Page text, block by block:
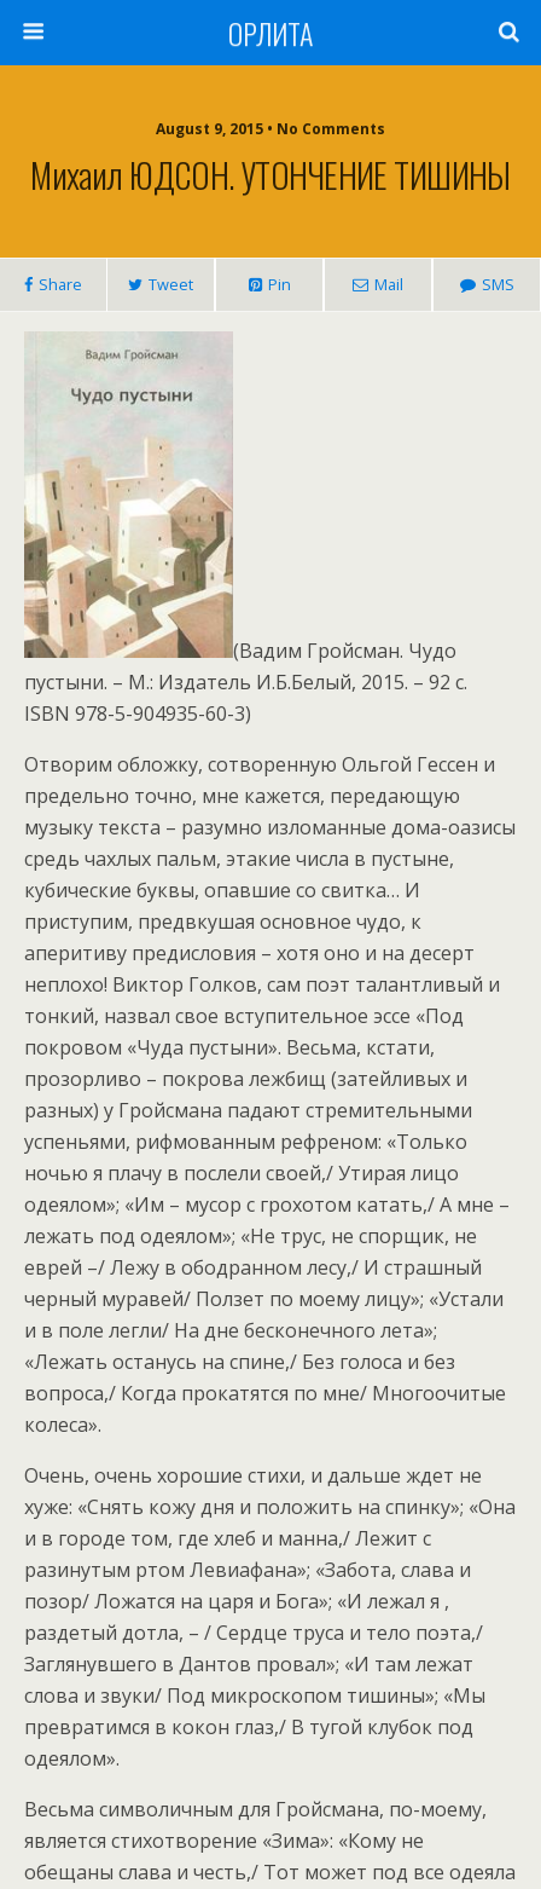
ОРЛИТА
August 9, 2015 • No Comments
Михаил ЮДСОН. УТОНЧЕНИЕ ТИШИНЫ
Share Tweet Pin Mail SMS
(Вадим Гройсман. Чудо
пустыни. – М.: Издатель И.Б.Белый, 2015. – 92 с.
ISBN 978-5-904935-60-3)
Отворим обложку, сотворенную Ольгой Гессен и
предельно точно, мне кажется, передающую
музыку текста – разумно изломанные дома-оазисы
средь чахлых пальм, этакие числа в пустыне,
кубические буквы, опавшие со свитка… И
приступим, предвкушая основное чудо, к
аперитиву предисловия – хотя оно и на десерт
неплохо! Виктор Голков, сам поэт талантливый и
тонкий, назвал свое вступительное эссе «Под
покровом «Чуда пустыни». Весьма, кстати,
прозорливо – покрова лежбищ (затейливых и
разных) у Гройсмана падают стремительными
успеньями, рифмованным рефреном: «Только
ночью я плачу в послели своей,/ Утирая лицо
одеялом»; «Им – мусор с грохотом катать,/ А мне –
лежать под одеялом»; «Не трус, не спорщик, не
еврей –/ Лежу в ободранном лесу,/ И страшный
черный муравей/ Ползет по моему лицу»; «Устали
и в поле легли/ На дне бесконечного лета»;
«Лежать останусь на спине,/ Без голоса и без
вопроса,/ Когда прокатятся по мне/ Многоочитые
колеса».
Очень, очень хорошие стихи, и дальше ждет не
хуже: «Снять кожу дня и положить на спинку»; «Она
и в городе том, где хлеб и манна,/ Лежит с
разинутым ртом Левиафана»; «Забота, слава и
позор/ Ложатся на царя и Бога»; «И лежал я ,
раздетый дотла, – / Сердце труса и тело поэта,/
Заглянувшего в Дантов провал»; «И там лежат
слова и звуки/ Под микроскопом тишины»; «Мы
превратимся в кокон глаз,/ В тугой клубок под
одеялом».
Весьма символичным для Гройсмана, по-моему,
является стихотворение «Зима»: «Кому не
обещаны слава и честь,/ Тот может под все одеяла